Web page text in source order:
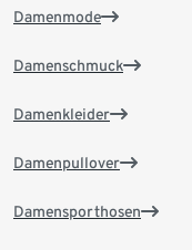
Damenmode
Damenschmuck
Damenkleider
Damenpullover
Damensporthosen